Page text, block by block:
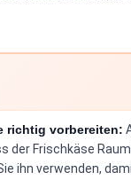
richtig vorbereiten:
der Frischkäse
ihn verwenden,